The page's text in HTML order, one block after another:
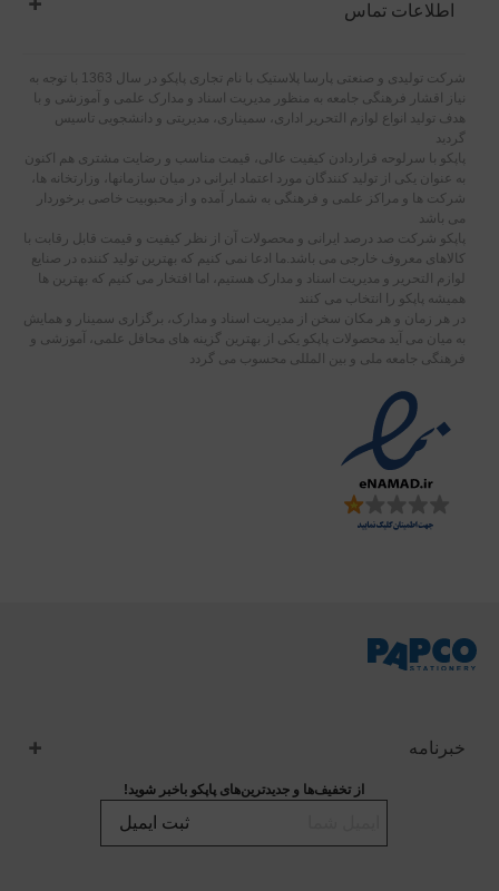
اطلاعات تماس
شرکت تولیدی و صنعتی پارسا پلاستیک با نام تجاری پاپکو در سال 1363 با توجه به
نیاز اقشار فرهنگی جامعه به منظور مدیریت اسناد و مدارک علمی و آموزشی و با
هدف تولید انواع لوازم التحریر اداری، سمیناری، مدیریتی و دانشجویی تاسیس
گردید
پاپکو با سرلوحه قراردادن کیفیت عالی، قیمت مناسب و رضایت مشتری هم اکنون
به عنوان یکی از تولید کنندگان مورد اعتماد ایرانی در میان سازمانها، وزارتخانه ها،
شرکت ها و مراکز علمی و فرهنگی به شمار آمده و از محبوبیت خاصی برخوردار
می باشد
پاپکو شرکت صد درصد ایرانی و محصولات آن از نظر کیفیت و قیمت قابل رقابت با
کالاهای معروف خارجی می باشد.ما ادعا نمی کنیم که بهترین تولید کننده در صنایع
لوازم التحریر و مدیریت اسناد و مدارک هستیم، اما افتخار می کنیم که بهترین ها
همیشه پاپکو را انتخاب می کنند
در هر زمان و هر مکان سخن از مدیریت اسناد و مدارک، برگزاری سمینار و همایش
به میان می آید محصولات پاپکو یکی از بهترین گزینه های محافل علمی، آموزشی و
فرهنگی جامعه ملی و بین المللی محسوب می گردد
خبرنامه
از تخفیف‌ها و جدیدترین‌های پاپکو باخبر شوید!
ثبت ایمیل